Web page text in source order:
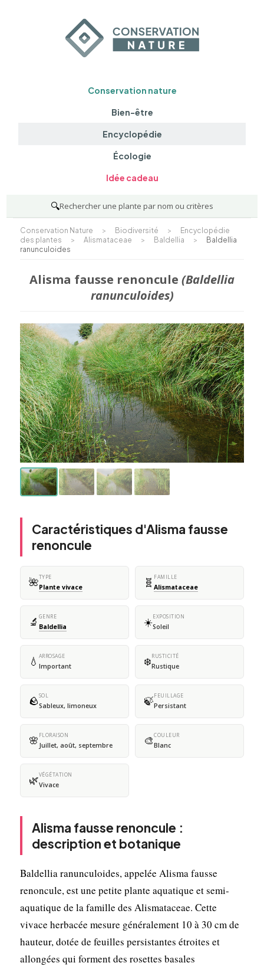
Conservation nature
Bien-être
Encyclopédie
Écologie
Idée cadeau
🔍Rechercher une plante par nom ou critères
Conservation Nature > Biodiversité >
Encyclopédie
des plantes
> Alismataceae > Baldellia >
Baldellia
ranunculoides
Alisma fausse renoncule (Baldellia
ranunculoides)
Caractéristiques d'Alisma fausse
renoncule
🌺TYPE
Plante vivace 🧬 FAMILLE
Alismataceae
🔬 GENRE
Baldellia ☀️EXPOSITION
Soleil
💧 ARROSAGE
Important ❄️RUSTICITÉ
Rustique
🪨SOL
Sableux, limoneux 🍃FEUILLAGE
Persistant
🌸 FLORAISON
Juillet, août, septembre 🎨COULEUR
Blanc
🌿VÉGÉTATION
Vivace
Alisma fausse renoncule :
description et botanique
Baldellia ranunculoides, appelée Alisma fausse
renoncule, est une petite plante aquatique et semi-
aquatique de la famille des Alismataceae. Cette
vivace herbacée mesure généralement 10 à 30 cm de
hauteur, dotée de feuilles persistantes étroites et
allongées qui forment des rosettes basales